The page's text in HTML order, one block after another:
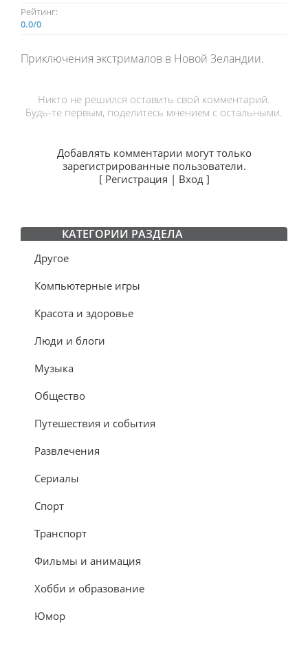
Рейтинг:
0.0/0
Приключения экстрималов в Новой Зеландии.
Никто не решился оставить свой комментарий.
Будь-те первым, поделитесь мнением с остальными.
Добавлять комментарии могут только
зарегистрированные пользователи.
[ Регистрация | Вход]
КАТЕГОРИИ РАЗДЕЛА
Другое
Компьютерные игры
Красота и здоровье
Люди и блоги
Музыка
Общество
Путешествия и события
Развлечения
Сериалы
Спорт
Транспорт
Фильмы и анимация
Хобби и образование
Юмор